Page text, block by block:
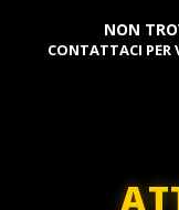
NON
CONTATTACI PER